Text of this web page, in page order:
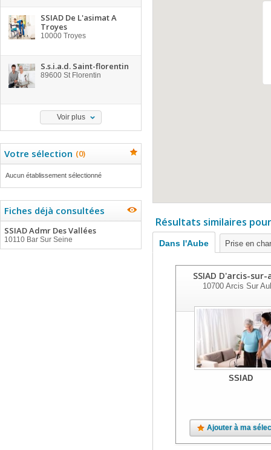
SSIAD De L'asimat A
Troyes
10000 Troyes
S.s.i.a.d. Saint-florentin
89600 St Florentin
Voir plus
Votre sélection (0)
Aucun établissement sélectionné
Fiches déjà consultées
SSIAD Admr Des Vallées
10110 Bar Sur Seine
Résultats similaires
Dans l'Aube Prise en
SSIAD D'arcis-sur-
10700 Arcis Sur
SSIAD
Ajouter à ma